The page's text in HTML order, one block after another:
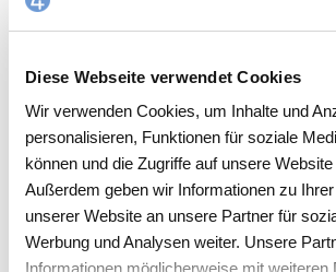
Diese Webseite verwendet Cookies
Wir verwenden Cookies, um Inhalte und
personalisieren, Funktionen für soziale
können und die Zugriffe auf unsere
Außerdem geben wir Informationen zu
unserer Website an unsere Partner für
Werbung und Analysen weiter. Unsere
Informationen möglicherweise mit weiteren
Branding-Möglichkeiten für
IHRE ALL-IN-ONE
Variante 2 - Die